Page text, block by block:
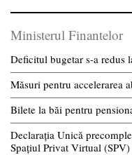
Ministerul Finantelor
Deficitul bugetar s-a redus
Măsuri pentru accelerarea
Bilete la băi pentru
Declarația Unică
Spațiul Privat Virtual (SPV)